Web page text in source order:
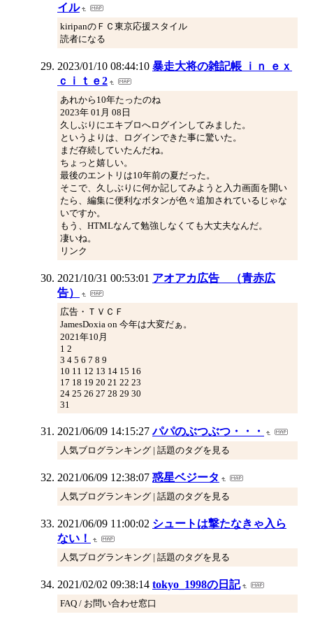
イル
kiripanのＦＣ東京応援スタイル
読者になる
2023/01/10 08:44:10 暴走大将の雑記帳 ｉｎ ｅｘ
ｃｉｔｅ2
あれから10年たったのね
2023年 01月 08日
久しぶりにエキブロへログインしてみました。
というよりは、ログインできた事に驚いた。
まだ存続していたんだね。
ちょっと嬉しい。
最後のエントリは10年前の夏だった。
そこで、久しぶりに何か記してみようと入力画面を開い
たら、編集に便利なボタンが色々追加されているじゃな
いですか。
もう、HTMLなんて勉強しなくても大丈夫なんだ。
凄いね。
リンク
2021/10/31 00:53:01 アオアカ広告 （青赤広
告）
広告・ＴＶＣＦ
JamesDoxia on 今年は大変だぁ。
2021年10月
1 2
3 4 5 6 7 8 9
10 11 12 13 14 15 16
17 18 19 20 21 22 23
24 25 26 27 28 29 30
31
2021/06/09 14:15:27 パパのぶつぶつ・・・
人気ブログランキング | 話題のタグを見る
2021/06/09 12:38:07 惑星ベジータ
人気ブログランキング | 話題のタグを見る
2021/06/09 11:00:02 シュートは撃たなきゃ入ら
ない！
人気ブログランキング | 話題のタグを見る
2021/02/02 09:38:14 tokyo_1998の日記
FAQ / お問い合わせ窓口